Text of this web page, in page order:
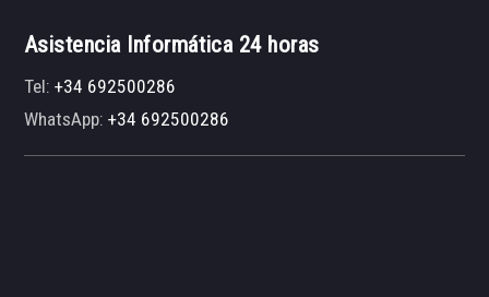
Asistencia Informática 24 horas
Tel:+34 692500286
WhatsApp:+34 692500286